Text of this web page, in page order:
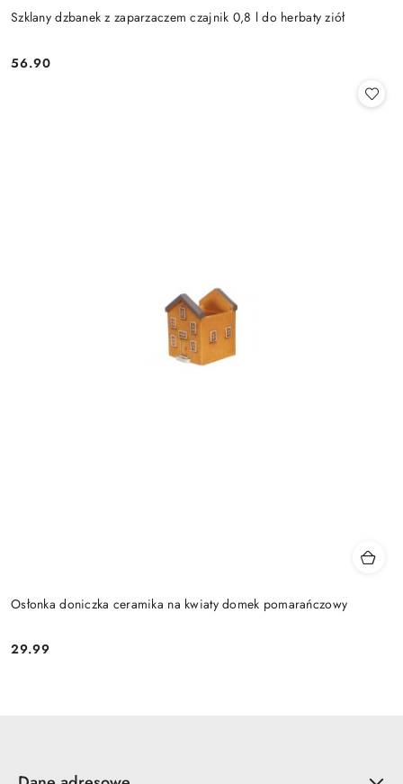
Szklany dzbanek z zaparzaczem czajnik 0,8 l do herbaty ziół
Cena:
56.90
Osłonka doniczka ceramika na kwiaty domek pomarańczowy
Cena:
29.99